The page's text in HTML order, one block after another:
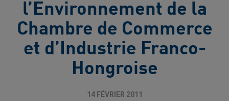
l’Environnement de la
Chambre de Commerce
et d’Industrie Franco-
Hongroise
14 FÉVRIER 2011